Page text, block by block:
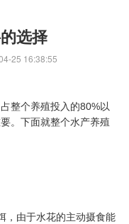
选择
25 16:38:55
整个养殖投入的80%以
。下面就整个水产养殖
，由于水花的主动摄食能